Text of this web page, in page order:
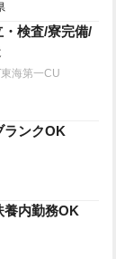
検査/寮完備/
海第一CU
ランクOK
養内勤務OK